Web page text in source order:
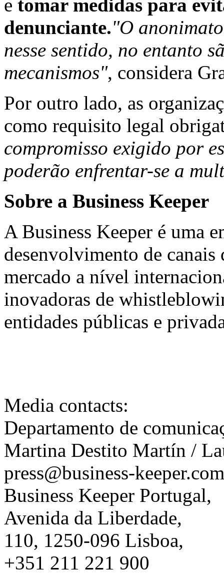
e tomar medidas para
denunciante."O
nesse sentido, no entanto
mecanismos", considera
Por outro lado, as
como requisito legal
compromisso exigido por
poderão enfrentar-se a
Sobre a Business Keeper
A Business Keeper é uma
desenvolvimento de
mercado a nível
inovadoras de
entidades públicas e
Media contacts:
Departamento de
Martina Destito Martín /
press@business-keeper.com
Business Keeper Portugal,
Avenida da Liberdade,
110, 1250-096 Lisboa,
+351 211 221 900